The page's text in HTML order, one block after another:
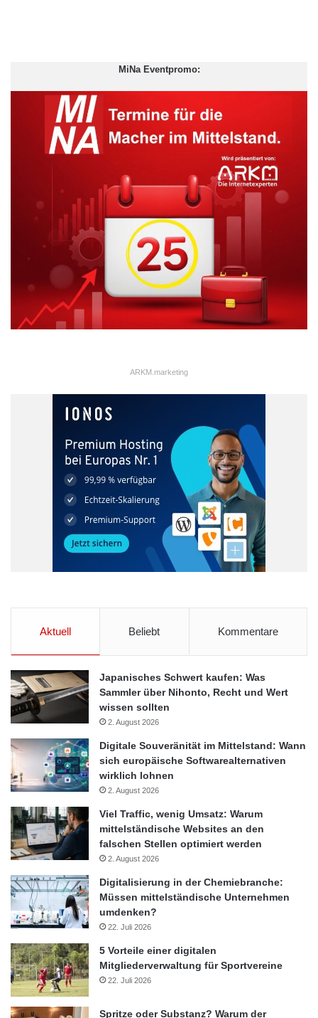
MiNa Eventpromo:
ARKM.marketing
Aktuell Beliebt Kommentare
Japanisches Schwert kaufen: Was
Sammler über Nihonto, Recht und Wert
wissen sollten
2. August 2026
Digitale Souveränität im Mittelstand: Wann
sich europäische Softwarealternativen
wirklich lohnen
2. August 2026
Viel Traffic, wenig Umsatz: Warum
mittelständische Websites an den
falschen Stellen optimiert werden
2. August 2026
Digitalisierung in der Chemiebranche:
Müssen mittelständische Unternehmen
umdenken?
22. Juli 2026
5 Vorteile einer digitalen
Mitgliederverwaltung für Sportvereine
22. Juli 2026
Spritze oder Substanz? Warum der